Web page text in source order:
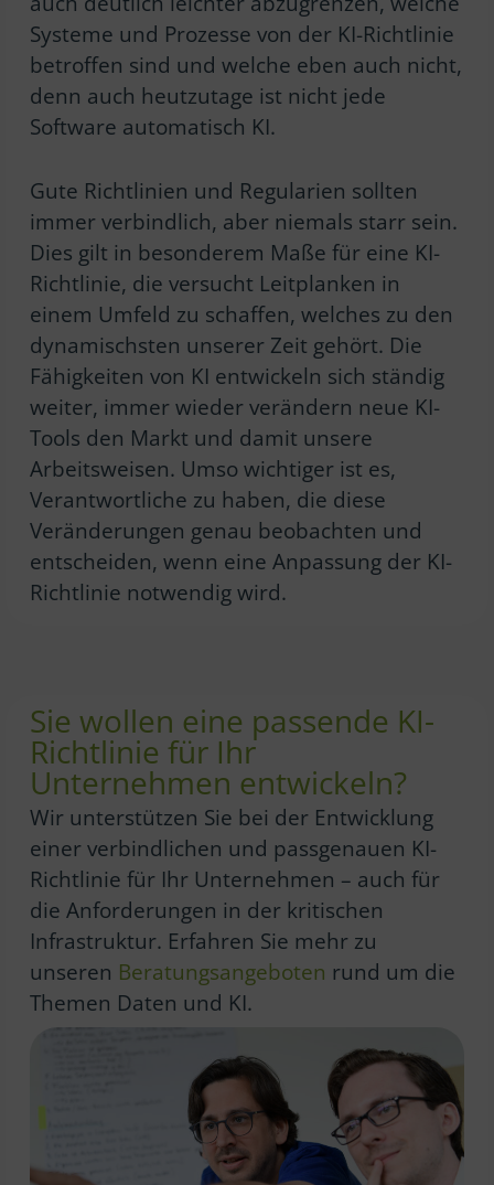
Systeme und Prozesse von der KI-Richtlinie
betroffen sind und welche eben auch nicht,
denn auch heutzutage ist nicht jede
Software automatisch KI.
Gute Richtlinien und Regularien sollten
immer verbindlich, aber niemals starr sein.
Dies gilt in besonderem Maße für eine KI-
Richtlinie, die versucht Leitplanken in
einem Umfeld zu schaffen, welches zu den
dynamischsten unserer Zeit gehört. Die
Fähigkeiten von KI entwickeln sich ständig
weiter, immer wieder verändern neue KI-
Tools den Markt und damit unsere
Arbeitsweisen. Umso wichtiger ist es,
Verantwortliche zu haben, die diese
Veränderungen genau beobachten und
entscheiden, wenn eine Anpassung der KI-
Richtlinie notwendig wird.
Sie wollen eine passende KI-
Richtlinie für Ihr
Unternehmen entwickeln?
Wir unterstützen Sie bei der Entwicklung
einer verbindlichen und passgenauen KI-
Richtlinie für Ihr Unternehmen – auch für
die Anforderungen in der kritischen
Infrastruktur. Erfahren Sie mehr zu
unseren Beratungsangeboten rund um die
Themen Daten und KI.